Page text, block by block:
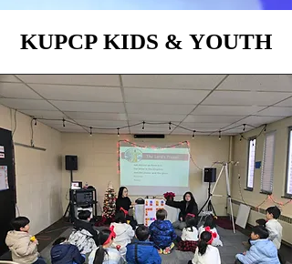
KUPCP KIDS & YOUTH
KUPCP KIDS & YOUTH